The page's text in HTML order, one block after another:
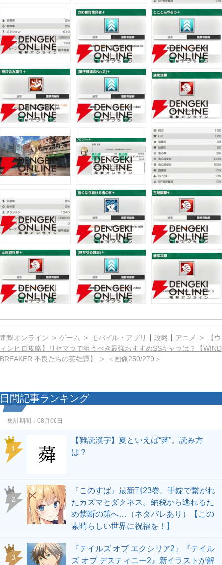
電撃オンライン ゲーム モバイル・アプリ 攻略 アニメ
【ウ
ィンヒロ攻略】リセマラで狙うべき最強おすすめSSキャラは？【WIND
BREAKER 不良たちの英雄譚】
＜画像250/279＞
日間記事ランキング
集計期間： 08月06日
1
【難読漢字】夏といえば“蕣”。読み方
は？
2
『このすば』最新刊23巻。手錠で繋がれ
たカズマとダクネス。納税から逃れるた
め禁断の策へ…（ネタバレあり）【この
素晴らしい世界に祝福を！】
3
『テイルズ オブ エクシリア2』『テイル
ズ オブ デスティニー2』新イラストが解